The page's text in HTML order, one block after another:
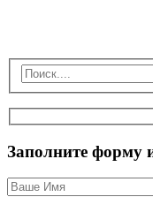
Заполните форму